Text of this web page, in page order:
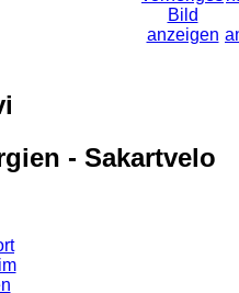
- Sakartvelo